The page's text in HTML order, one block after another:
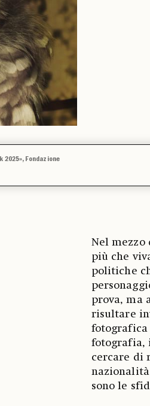
2025», Fondazione
Nel mezzo
più che
politiche
prova, ma
risultare
fotografica
fotografia,
cercare di
sono le